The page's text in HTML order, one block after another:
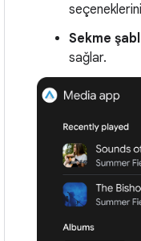
Sekme
sağlar.